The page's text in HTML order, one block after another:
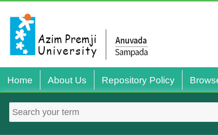
Home About Us Repository Policy